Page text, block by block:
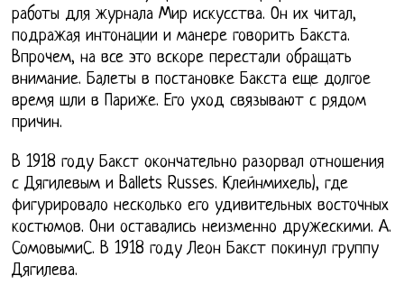
работы для журнала Мир искусства. Он их читал,
подражая интонации и манере говорить Бакста.
Впрочем, на все это вскоре перестали обращать
внимание. Балеты в постановке Бакста еще долгое
время шли в Париже. Его уход связывают с рядом
причин.
В 1918 году Бакст окончательно разорвал отношения
с Дягилевым и Ballets Russes. Клейнмихель), где
фигурировало несколько его удивительных восточных
костюмов. Они оставались неизменно дружескими. А.
СомовымиС. В 1918 году Леон Бакст покинул группу
Дягилева.